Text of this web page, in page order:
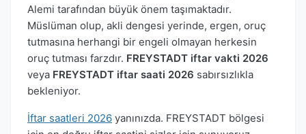
Alemi tarafından büyük önem taşımaktadır.
Müslüman olup, akli dengesi yerinde, ergen, oruç
tutmasına herhangi bir engeli olmayan herkesin
oruç tutması farzdır. FREYSTADT iftar vakti 2026
veya FREYSTADT iftar saati 2026 sabırsızlıkla
bekleniyor.
İftar saatleri 2026 yanınızda. FREYSTADT bölgesi